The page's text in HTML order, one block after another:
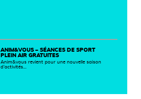
ANIM&VOUS – SÉANCES DE SPORT
PLEIN AIR GRATUITES
Anim&vous revient pour une nouvelle saison
d’activités…